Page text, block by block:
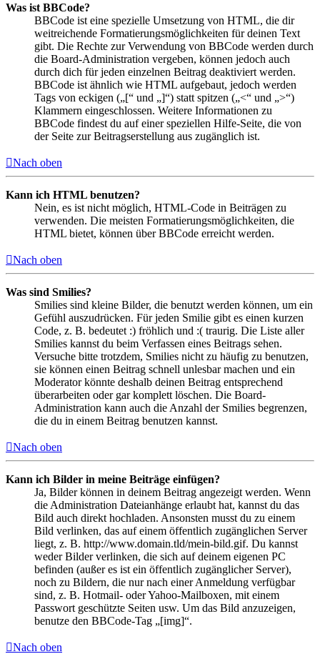
Was ist BBCode?
BBCode ist eine spezielle Umsetzung von HTML, die dir
weitreichende Formatierungsmöglichkeiten für deinen Text
gibt. Die Rechte zur Verwendung von BBCode werden durch
die Board-Administration vergeben, können jedoch auch
durch dich für jeden einzelnen Beitrag deaktiviert werden.
BBCode ist ähnlich wie HTML aufgebaut, jedoch werden
Tags von eckigen („[“ und „]“) statt spitzen („<“ und „>“)
Klammern eingeschlossen. Weitere Informationen zu
BBCode findest du auf einer speziellen Hilfe-Seite, die von
der Seite zur Beitragserstellung aus zugänglich ist.
Nach oben
Kann ich HTML benutzen?
Nein, es ist nicht möglich, HTML-Code in Beiträgen zu
verwenden. Die meisten Formatierungsmöglichkeiten, die
HTML bietet, können über BBCode erreicht werden.
Nach oben
Was sind Smilies?
Smilies sind kleine Bilder, die benutzt werden können, um ein
Gefühl auszudrücken. Für jeden Smilie gibt es einen kurzen
Code, z. B. bedeutet :) fröhlich und :( traurig. Die Liste aller
Smilies kannst du beim Verfassen eines Beitrags sehen.
Versuche bitte trotzdem, Smilies nicht zu häufig zu benutzen,
sie können einen Beitrag schnell unlesbar machen und ein
Moderator könnte deshalb deinen Beitrag entsprechend
überarbeiten oder gar komplett löschen. Die Board-
Administration kann auch die Anzahl der Smilies begrenzen,
die du in einem Beitrag benutzen kannst.
Nach oben
Kann ich Bilder in meine Beiträge einfügen?
Ja, Bilder können in deinem Beitrag angezeigt werden. Wenn
die Administration Dateianhänge erlaubt hat, kannst du das
Bild auch direkt hochladen. Ansonsten musst du zu einem
Bild verlinken, das auf einem öffentlich zugänglichen Server
liegt, z. B. http://www.domain.tld/mein-bild.gif. Du kannst
weder Bilder verlinken, die sich auf deinem eigenen PC
befinden (außer es ist ein öffentlich zugänglicher Server),
noch zu Bildern, die nur nach einer Anmeldung verfügbar
sind, z. B. Hotmail- oder Yahoo-Mailboxen, mit einem
Passwort geschützte Seiten usw. Um das Bild anzuzeigen,
benutze den BBCode-Tag „[img]“.
Nach oben